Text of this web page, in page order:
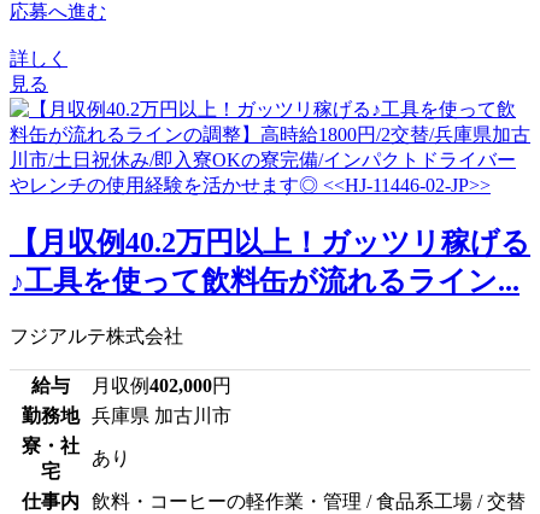
応募へ進む
詳しく
見る
【月収例40.2万円以上！ガッツリ稼げる
♪工具を使って飲料缶が流れるライン...
フジアルテ株式会社
給与 月収例402,000円
勤務地
兵庫県 加古川市
寮・社
宅
あり
仕事内
飲料・コーヒーの軽作業・管理 / 食品系工場 / 交替